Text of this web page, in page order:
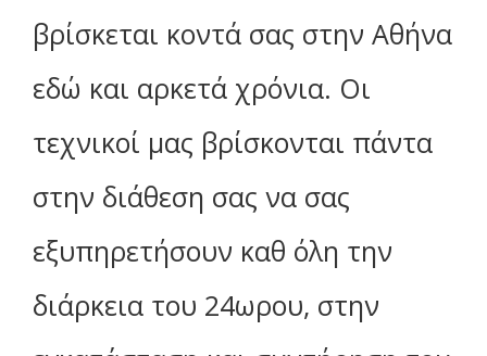
βρίσκεται κοντά σας στην Αθήνα
εδώ και αρκετά χρόνια. Οι
τεχνικοί μας βρίσκονται πάντα
στην διάθεση σας να σας
εξυπηρετήσουν καθ όλη την
διάρκεια του 24ωρου, στην